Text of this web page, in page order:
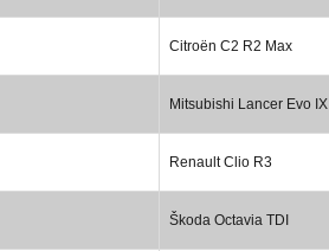
Citroën C2 R2 Max
Mitsubishi Lancer Evo IX
Renault Clio R3
Škoda Octavia TDI